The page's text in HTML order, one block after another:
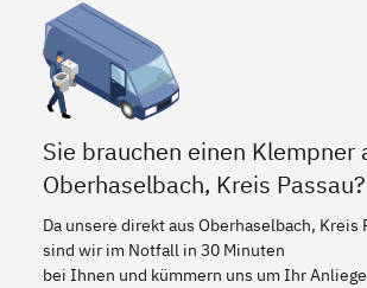
Sie brauchen einen Klempner
Oberhaselbach, Kreis Passau?
Da unsere direkt aus Oberhaselbach, Kreis
sind wir im Notfall in 30 Minuten
bei Ihnen und kümmern uns um Ihr